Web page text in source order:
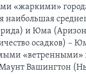
«жаркими»
наибольшая
и Юма
осадков) –
«ветренными»
Вашингтон